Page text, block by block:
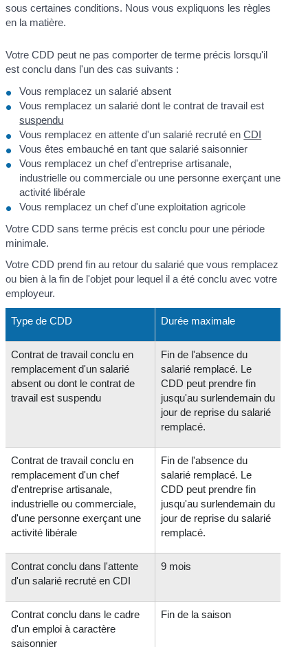
sous certaines conditions. Nous vous expliquons les règles
en la matière.
Votre CDD peut ne pas comporter de terme précis lorsqu'il
est conclu dans l'un des cas suivants :
Vous remplacez un salarié absent
Vous remplacez un salarié dont le contrat de travail est
suspendu
Vous remplacez en attente d'un salarié recruté enCDI
Vous êtes embauché en tant que salarié saisonnier
Vous remplacez un chef d'entreprise artisanale,
industrielle ou commerciale ou une personne exerçant une
activité libérale
Vous remplacez un chef d'une exploitation agricole
Votre CDD sans terme précis est conclu pour une période
minimale.
Votre CDD prend fin au retour du salarié que vous remplacez
ou bien à la fin de l'objet pour lequel il a été conclu avec votre
employeur.
Type de CDD Durée maximale
Contrat de travail conclu en
remplacement d'un salarié
absent ou dont le contrat de
travail est suspendu
Fin de l'absence du
salarié remplacé. Le
CDD peut prendre fin
jusqu'au surlendemain du
jour de reprise du salarié
remplacé.
Contrat de travail conclu en
remplacement d'un chef
d'entreprise artisanale,
industrielle ou commerciale,
d'une personne exerçant une
activité libérale
Fin de l'absence du
salarié remplacé. Le
CDD peut prendre fin
jusqu'au surlendemain du
jour de reprise du salarié
remplacé.
Contrat conclu dans l'attente
d'un salarié recruté en CDI
9 mois
Contrat conclu dans le cadre
d'un emploi à caractère
saisonnier
Fin de la saison